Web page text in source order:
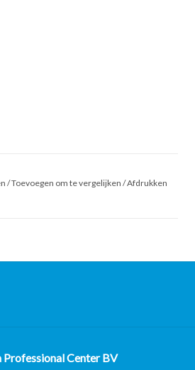
/Toevoegen om te vergelijken /Afdrukken
Professional Center BV